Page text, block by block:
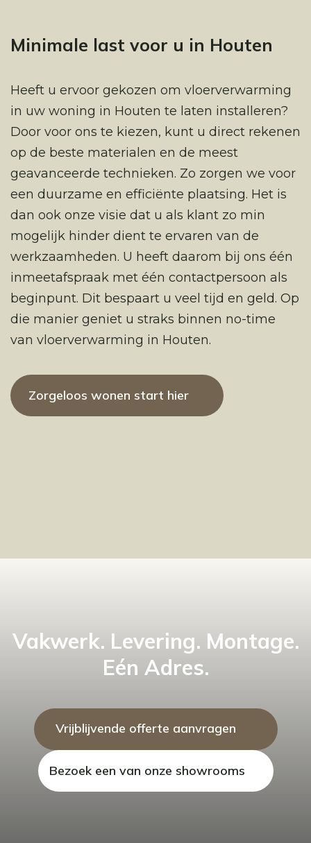
Minimale last voor u in Houten
Heeft u ervoor gekozen om vloerverwarming
in uw woning in Houten te laten installeren?
Door voor ons te kiezen, kunt u direct rekenen
op de beste materialen en de meest
geavanceerde technieken. Zo zorgen we voor
een duurzame en efficiënte plaatsing. Het is
dan ook onze visie dat u als klant zo min
mogelijk hinder dient te ervaren van de
werkzaamheden. U heeft daarom bij ons één
inmeetafspraak met één contactpersoon als
beginpunt. Dit bespaart u veel tijd en geld. Op
die manier geniet u straks binnen no-time
van vloerverwarming in Houten.
Zorgeloos wonen start hier
Vakwerk. Levering. Montage.
Eén Adres.
Vrijblijvende offerte aanvragen
Bezoek een van onze showrooms